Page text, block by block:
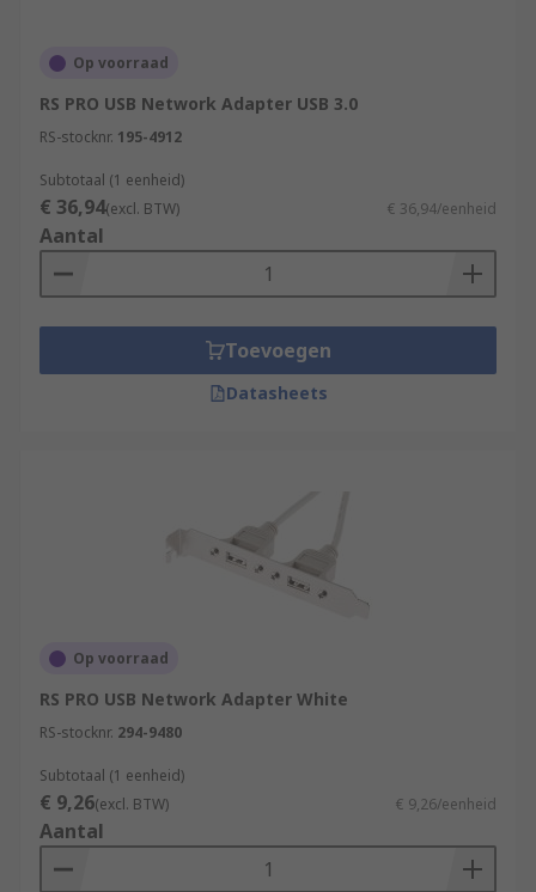
Op voorraad
RS PRO USB Network Adapter USB 3.0
RS-stocknr. 195-4912
Subtotaal (1 eenheid)
€ 36,94(excl. BTW) € 36,94/eenheid
Aantal
Toevoegen
Datasheets
Op voorraad
RS PRO USB Network Adapter White
RS-stocknr. 294-9480
Subtotaal (1 eenheid)
€ 9,26(excl. BTW) € 9,26/eenheid
Aantal